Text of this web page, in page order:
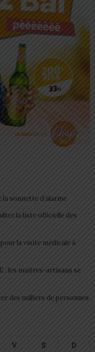
sonnette d’alarme
la liste officielle des
la visite médicale à
: les maitres-artisans se
des milliers de personnes
V S D